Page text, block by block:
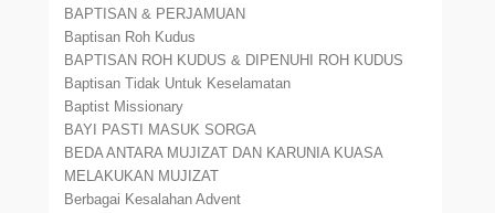
BAPTISAN & PERJAMUAN
Baptisan Roh Kudus
BAPTISAN ROH KUDUS & DIPENUHI ROH KUDUS
Baptisan Tidak Untuk Keselamatan
Baptist Missionary
BAYI PASTI MASUK SORGA
BEDA ANTARA MUJIZAT DAN KARUNIA KUASA
MELAKUKAN MUJIZAT
Berbagai Kesalahan Advent